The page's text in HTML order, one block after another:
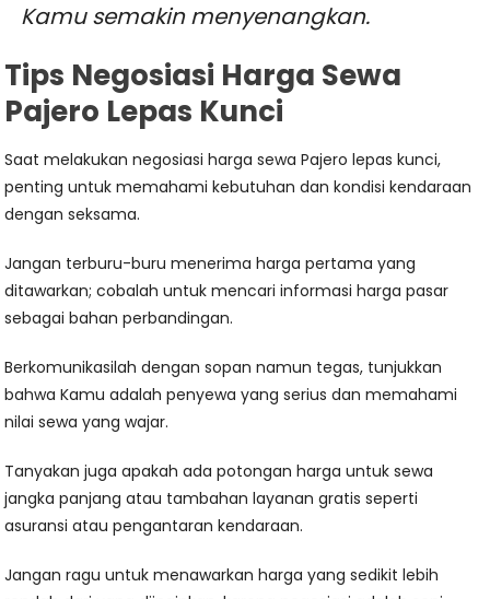
Kamu semakin menyenangkan.
Tips Negosiasi Harga Sewa
Pajero Lepas Kunci
Saat melakukan negosiasi harga sewa Pajero lepas kunci,
penting untuk memahami kebutuhan dan kondisi kendaraan
dengan seksama.
Jangan terburu-buru menerima harga pertama yang
ditawarkan; cobalah untuk mencari informasi harga pasar
sebagai bahan perbandingan.
Berkomunikasilah dengan sopan namun tegas, tunjukkan
bahwa Kamu adalah penyewa yang serius dan memahami
nilai sewa yang wajar.
Tanyakan juga apakah ada potongan harga untuk sewa
jangka panjang atau tambahan layanan gratis seperti
asuransi atau pengantaran kendaraan.
Jangan ragu untuk menawarkan harga yang sedikit lebih